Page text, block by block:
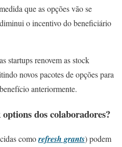
que as opções vão se
o incentivo do beneficiário
startups renovem as stock
novos pacotes de opções para
anteriormente.
dos colaboradores?
comorefresh grants) podem